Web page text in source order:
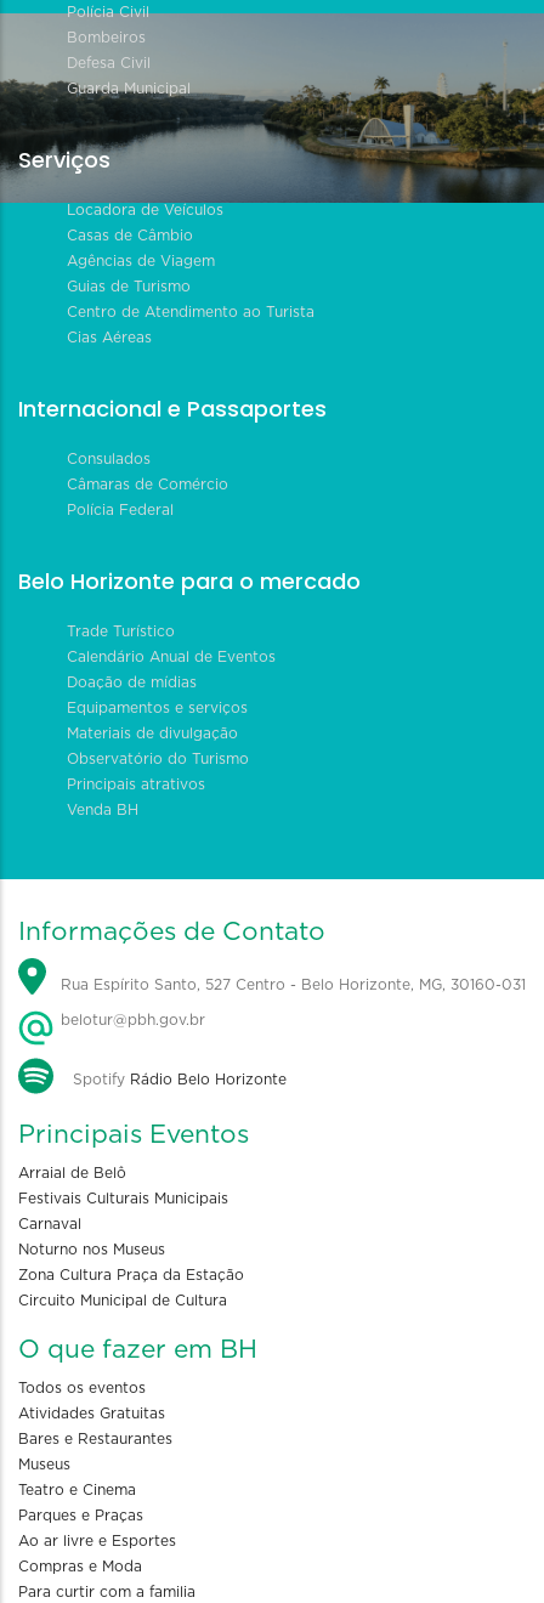
Polícia Civil
Bombeiros
Defesa Civil
Guarda Municipal
Serviços
Locadora de Veículos
Casas de Câmbio
Agências de Viagem
Guias de Turismo
Centro de Atendimento ao Turista
Cias Aéreas
Internacional e Passaportes
Consulados
Câmaras de Comércio
Polícia Federal
Belo Horizonte para o mercado
Trade Turístico
Calendário Anual de Eventos
Doação de mídias
Equipamentos e serviços
Materiais de divulgação
Observatório do Turismo
Principais atrativos
Venda BH
Informações de Contato
Rua Espírito Santo, 527 Centro - Belo Horizonte, MG, 30160-031
belotur@pbh.gov.br
Spotify Rádio Belo Horizonte
Principais Eventos
Arraial de Belô
Festivais Culturais Municipais
Carnaval
Noturno nos Museus
Zona Cultura Praça da Estação
Circuito Municipal de Cultura
O que fazer em BH
Todos os eventos
Atividades Gratuitas
Bares e Restaurantes
Museus
Teatro e Cinema
Parques e Praças
Ao ar livre e Esportes
Compras e Moda
Para curtir com a familia